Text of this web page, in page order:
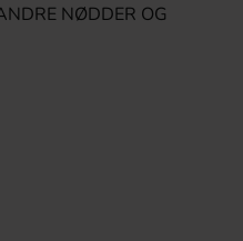
NØDDER OG